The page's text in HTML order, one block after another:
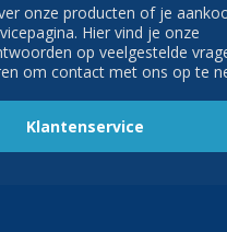
onze producten of je
Hier vind je onze
op veelgestelde
om contact met ons op te
Klantenservice